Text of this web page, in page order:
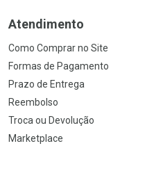
Atendimento
Como Comprar no Site
Formas de Pagamento
Prazo de Entrega
Reembolso
Troca ou Devolução
Marketplace